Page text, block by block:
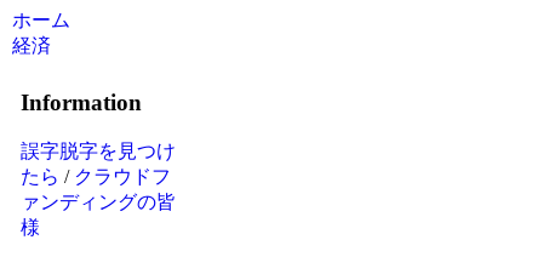
ホーム
経済
Information
誤字脱字を見つけ
たら / クラウドフ
ァンディングの皆
様